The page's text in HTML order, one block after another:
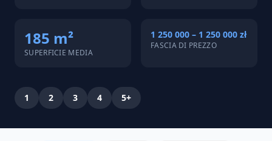
185 m²
SUPERFICIE MEDIA
1 250 000 – 1 250 000 zł
FASCIA DI PREZZO
1 2 3 4 5+